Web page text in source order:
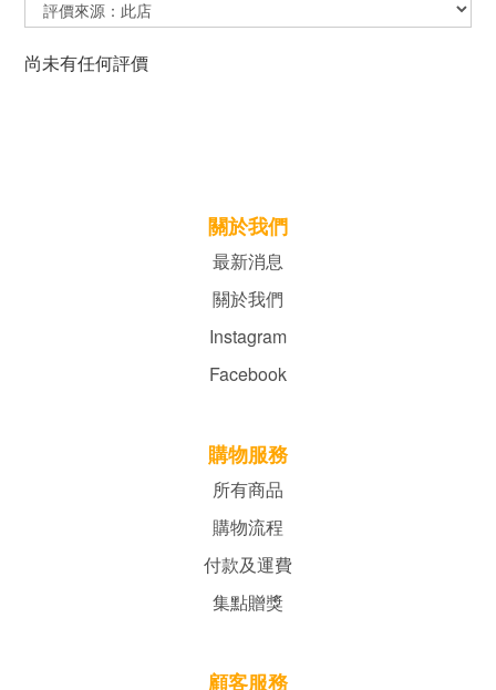
尚未有任何評價
關於我們
最新消息
關於我們
Instagram
Facebook
購物服務
所有商品
購物流程
付款及運費
集點贈獎
顧客服務